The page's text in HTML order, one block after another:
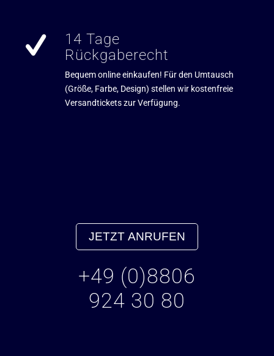
14 Tage
Rückgaberecht
Bequem online einkaufen! Für den Umtausch
(Größe, Farbe, Design) stellen wir kostenfreie
Versandtickets zur Verfügung.
JETZT ANRUFEN
+49 (0)8806
924 30 80